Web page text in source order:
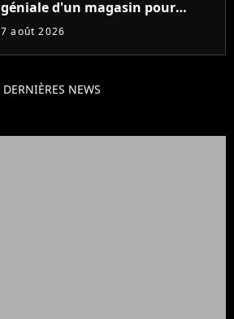
géniale d'un magasin pour
ruiner les revendeurs
7 août 2026
DERNIÈRES NEWS